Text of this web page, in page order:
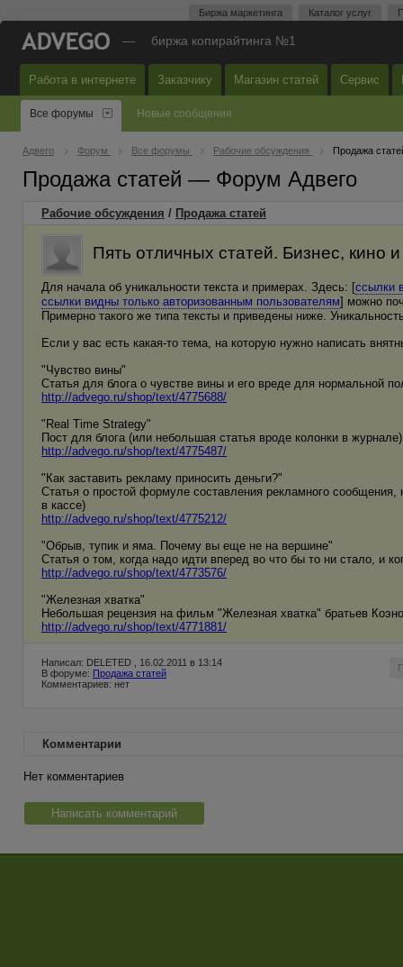
Биржа маркетинга Каталог услуг
— биржа копирайтинга №1
Работа в интернете Заказчику Магазин статей Сервис
Все форумы Новые сообщения
Адвего Форум Все форумы Рабочие обсуждения Продажа
Продажа статей — Форум Адвего
Рабочие обсуждения / Продажа статей
Пять отличных статей. Бизнес, кино
Для начала об уникальности текста и примерах. Здесь: [ссылки
ссылки видны только авторизованным пользователям] можно
Примерно такого же типа тексты и приведены ниже.
Если у вас есть какая-то тема, на которую нужно написать
"Чувство вины"
Статья для блога о чувстве вины и его вреде для нормальной
http://advego.ru/shop/text/4775688/
"Real Time Strategy"
Пост для блога (или небольшая статья вроде колонки в
http://advego.ru/shop/text/4775487/
"Как заставить рекламу приносить деньги?"
Статья о простой формуле составления рекламного
в кассе)
http://advego.ru/shop/text/4775212/
"Обрыв, тупик и яма. Почему вы еще не на вершине"
Статья о том, когда надо идти вперед во что бы то ни стало, и
http://advego.ru/shop/text/4773576/
"Железная хватка"
Небольшая рецензия на фильм "Железная хватка" братьев
http://advego.ru/shop/text/4771881/
Написал: DELETED , 16.02.2011 в 13:14
В форуме: Продажа статей
Комментариев: нет
Комментарии
Нет комментариев
Написать комментарий